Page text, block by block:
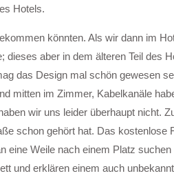
Hotels.
könnten. Als wir dann im
aber in dem älteren Teil des
das Design mal schön gewesen
mitten im Zimmer, Kabelkanäle
wir uns leider überhaupt nicht.
schon gehört hat. Das kostenlose
eine Weile nach einem Platz
und erklären einem auch